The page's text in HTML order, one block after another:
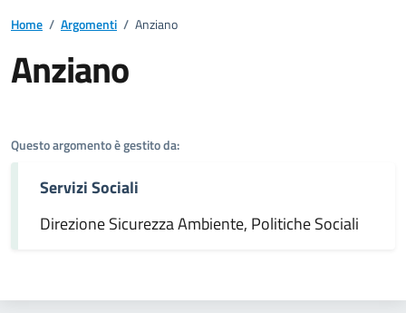
Home / Argomenti / Anziano
Anziano
Questo argomento è gestito da:
Servizi Sociali
Direzione Sicurezza Ambiente, Politiche Sociali